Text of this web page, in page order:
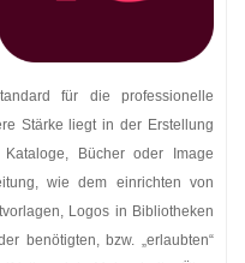
für die professionelle
Stärke liegt in der Erstellung
Bücher oder Image
wie dem einrichten von
Logos in Bibliotheken
benötigten, bzw. „erlaubten“